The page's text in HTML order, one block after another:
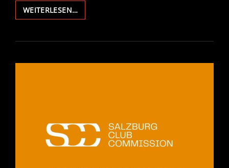
WEITERLESEN…NEUERUNGEN
IM
VERANSTALTUNGSGESETZ